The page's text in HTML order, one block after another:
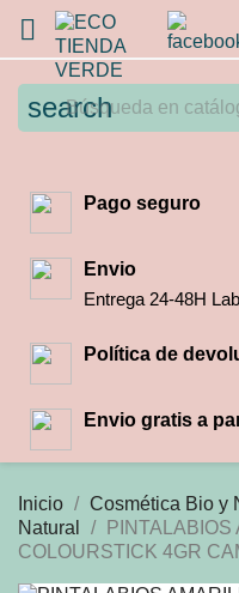

search
Pago seguro
Envio
Entrega 24-48H
Política de
Envio gratis a
Inicio Cosmética Bio y
Natural
PINTALABIOS
COLOURSTICK 4GR